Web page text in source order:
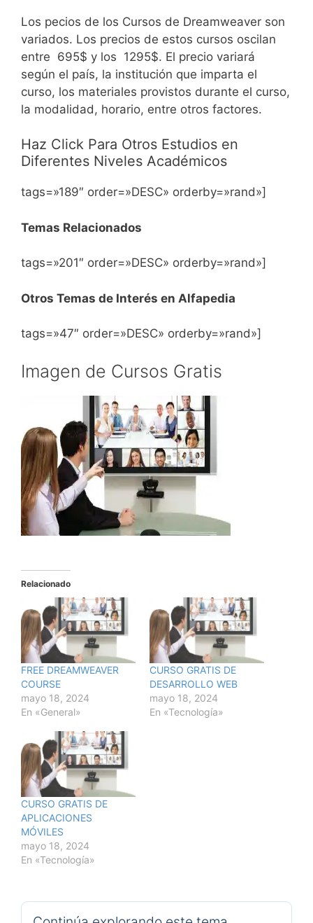
Los pecios de los Cursos de Dreamweaver son
variados. Los precios de estos cursos oscilan
entre 695$ y los 1295$. El precio variará
según el país, la institución que imparta el
curso, los materiales provistos durante el curso,
la modalidad, horario, entre otros factores.
Haz Click Para Otros Estudios en
Diferentes Niveles Académicos
tags=»189″ order=»DESC» orderby=»rand»]
Temas Relacionados
tags=»201″ order=»DESC» orderby=»rand»]
Otros Temas de Interés en Alfapedia
tags=»47″ order=»DESC» orderby=»rand»]
Imagen de Cursos Gratis
Relacionado
FREE DREAMWEAVER
COURSE
mayo 18, 2024
En «General»
CURSO GRATIS DE
DESARROLLO WEB
mayo 18, 2024
En «Tecnología»
CURSO GRATIS DE
APLICACIONES
MÓVILES
mayo 18, 2024
En «Tecnología»